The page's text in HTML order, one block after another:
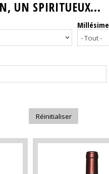
UN SPIRITUEUX...
Millésime